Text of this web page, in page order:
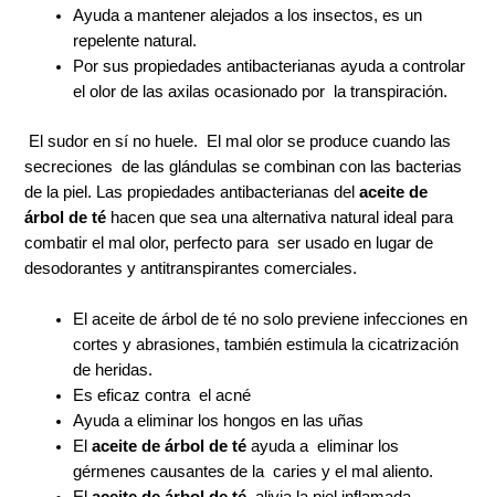
Ayuda a mantener alejados a los insectos, es un
repelente natural.
Por sus propiedades antibacterianas ayuda a controlar
el olor de las axilas ocasionado por la transpiración.
El sudor en sí no huele. El mal olor se produce cuando las
secreciones de las glándulas se combinan con las bacterias
de la piel. Las propiedades antibacterianas delaceite de
árbol de té hacen que sea una alternativa natural ideal para
combatir el mal olor, perfecto para ser usado en lugar de
desodorantes y antitranspirantes comerciales.
El aceite de árbol de té no solo previene infecciones en
cortes y abrasiones, también estimula la cicatrización
de heridas.
Es eficaz contra el acné
Ayuda a eliminar los hongos en las uñas
Elaceite de árbol de téayuda a eliminar los
gérmenes causantes de la caries y el mal aliento.